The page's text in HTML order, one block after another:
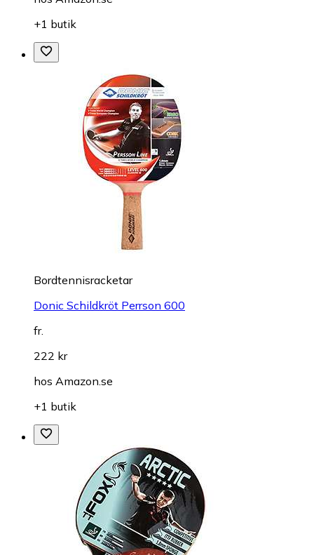
+1 butik
Bordtennisracketar
Donic Schildkröt Perrson 600
fr.
222 kr
hos Amazon.se
+1 butik